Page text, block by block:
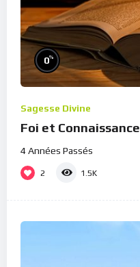
0%
Sagesse Divine
Foi et Connaissance
4 Années Passés
2 1.5K